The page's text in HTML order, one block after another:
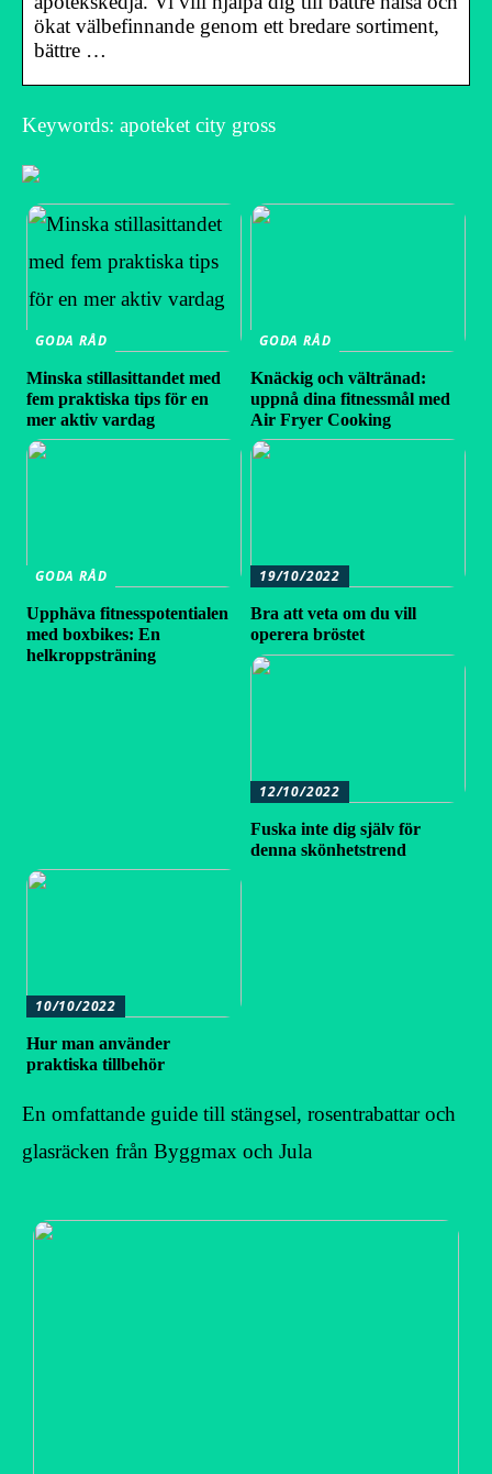
ökat välbefinnande genom ett bredare sortiment,
bättre …
Keywords: apoteket city gross
GODA RÅD
Minska stillasittandet med
fem praktiska tips för en
mer aktiv vardag
GODA RÅD
Knäckig och vältränad:
uppnå dina fitnessmål med
Air Fryer Cooking
GODA RÅD
Upphäva fitnesspotentialen
med boxbikes: En
helkroppsträning
19/10/2022
Bra att veta om du vill
operera bröstet
12/10/2022
Fuska inte dig själv för
denna skönhetstrend
10/10/2022
Hur man använder
praktiska tillbehör
En omfattande guide till stängsel, rosentrabattar och
glasräcken från Byggmax och Jula